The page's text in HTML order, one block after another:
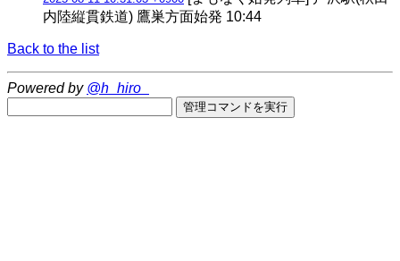
内陸縦貫鉄道) 鷹巣方面始発 10:44
Back to the list
Powered by @h_hiro_